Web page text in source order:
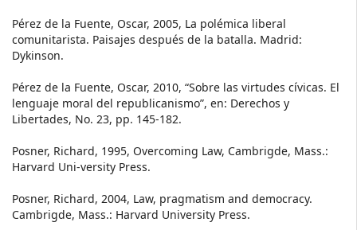
Pérez de la Fuente, Oscar, 2005, La polémica liberal
comunitarista. Paisajes después de la batalla. Madrid:
Dykinson.
Pérez de la Fuente, Oscar, 2010, “Sobre las virtudes cívicas. El
lenguaje moral del republicanismo”, en: Derechos y
Libertades, No. 23, pp. 145-182.
Posner, Richard, 1995, Overcoming Law, Cambrigde, Mass.:
Harvard Uni-versity Press.
Posner, Richard, 2004, Law, pragmatism and democracy.
Cambrigde, Mass.: Harvard University Press.